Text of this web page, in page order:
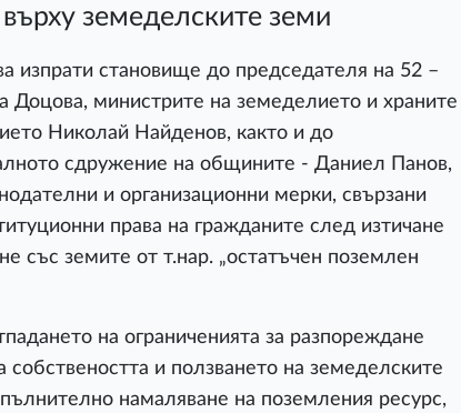
земеделските земи
изпрати становище до председателя на 52 –
министрите на земеделието и храните
Николай Найденов, както и до
сдружение на общините - Даниел Панов,
и организационни мерки, свързани
права на гражданите след изтичане
със земите от т.нар. „остатъчен поземлен
на ограниченията за разпореждане
собствеността и ползването на земеделските
намаляване на поземления ресурс,